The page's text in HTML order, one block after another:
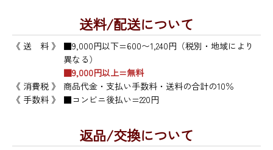
送料/配送について
《 送 料 》
■9,000円以下=600〜1,240円（税別・地域により
異なる）
■9,000円以上=無料
《 消費税 》
商品代金・支払い手数料・送料の合計の10％
《 手数料 》
■コンビニ後払い=220円
返品/交換について